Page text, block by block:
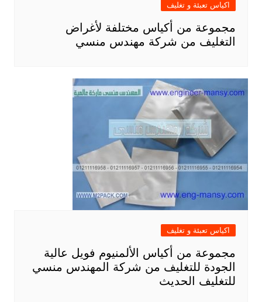
اكياس تعبئة و تغليف
مجموعة من أكياس مختلفة لأغراض
التغليف من شركة مهندس منسي
اكياس تعبئة و تغليف
مجموعة من أكياس الألمنيوم فويل عالية
الجودة للتغليف من شركة المهندس منسي
للتغليف الحديث